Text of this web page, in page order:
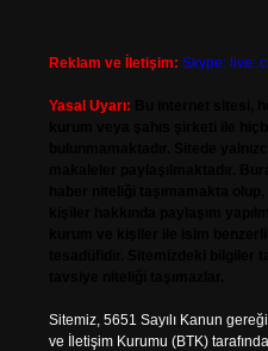
Reklam ve İletişim: Skype:
Yasal Uyarı:
Sitemiz, 5651 Sayılı Kanun
ve İletişim Kurumu (BTK)